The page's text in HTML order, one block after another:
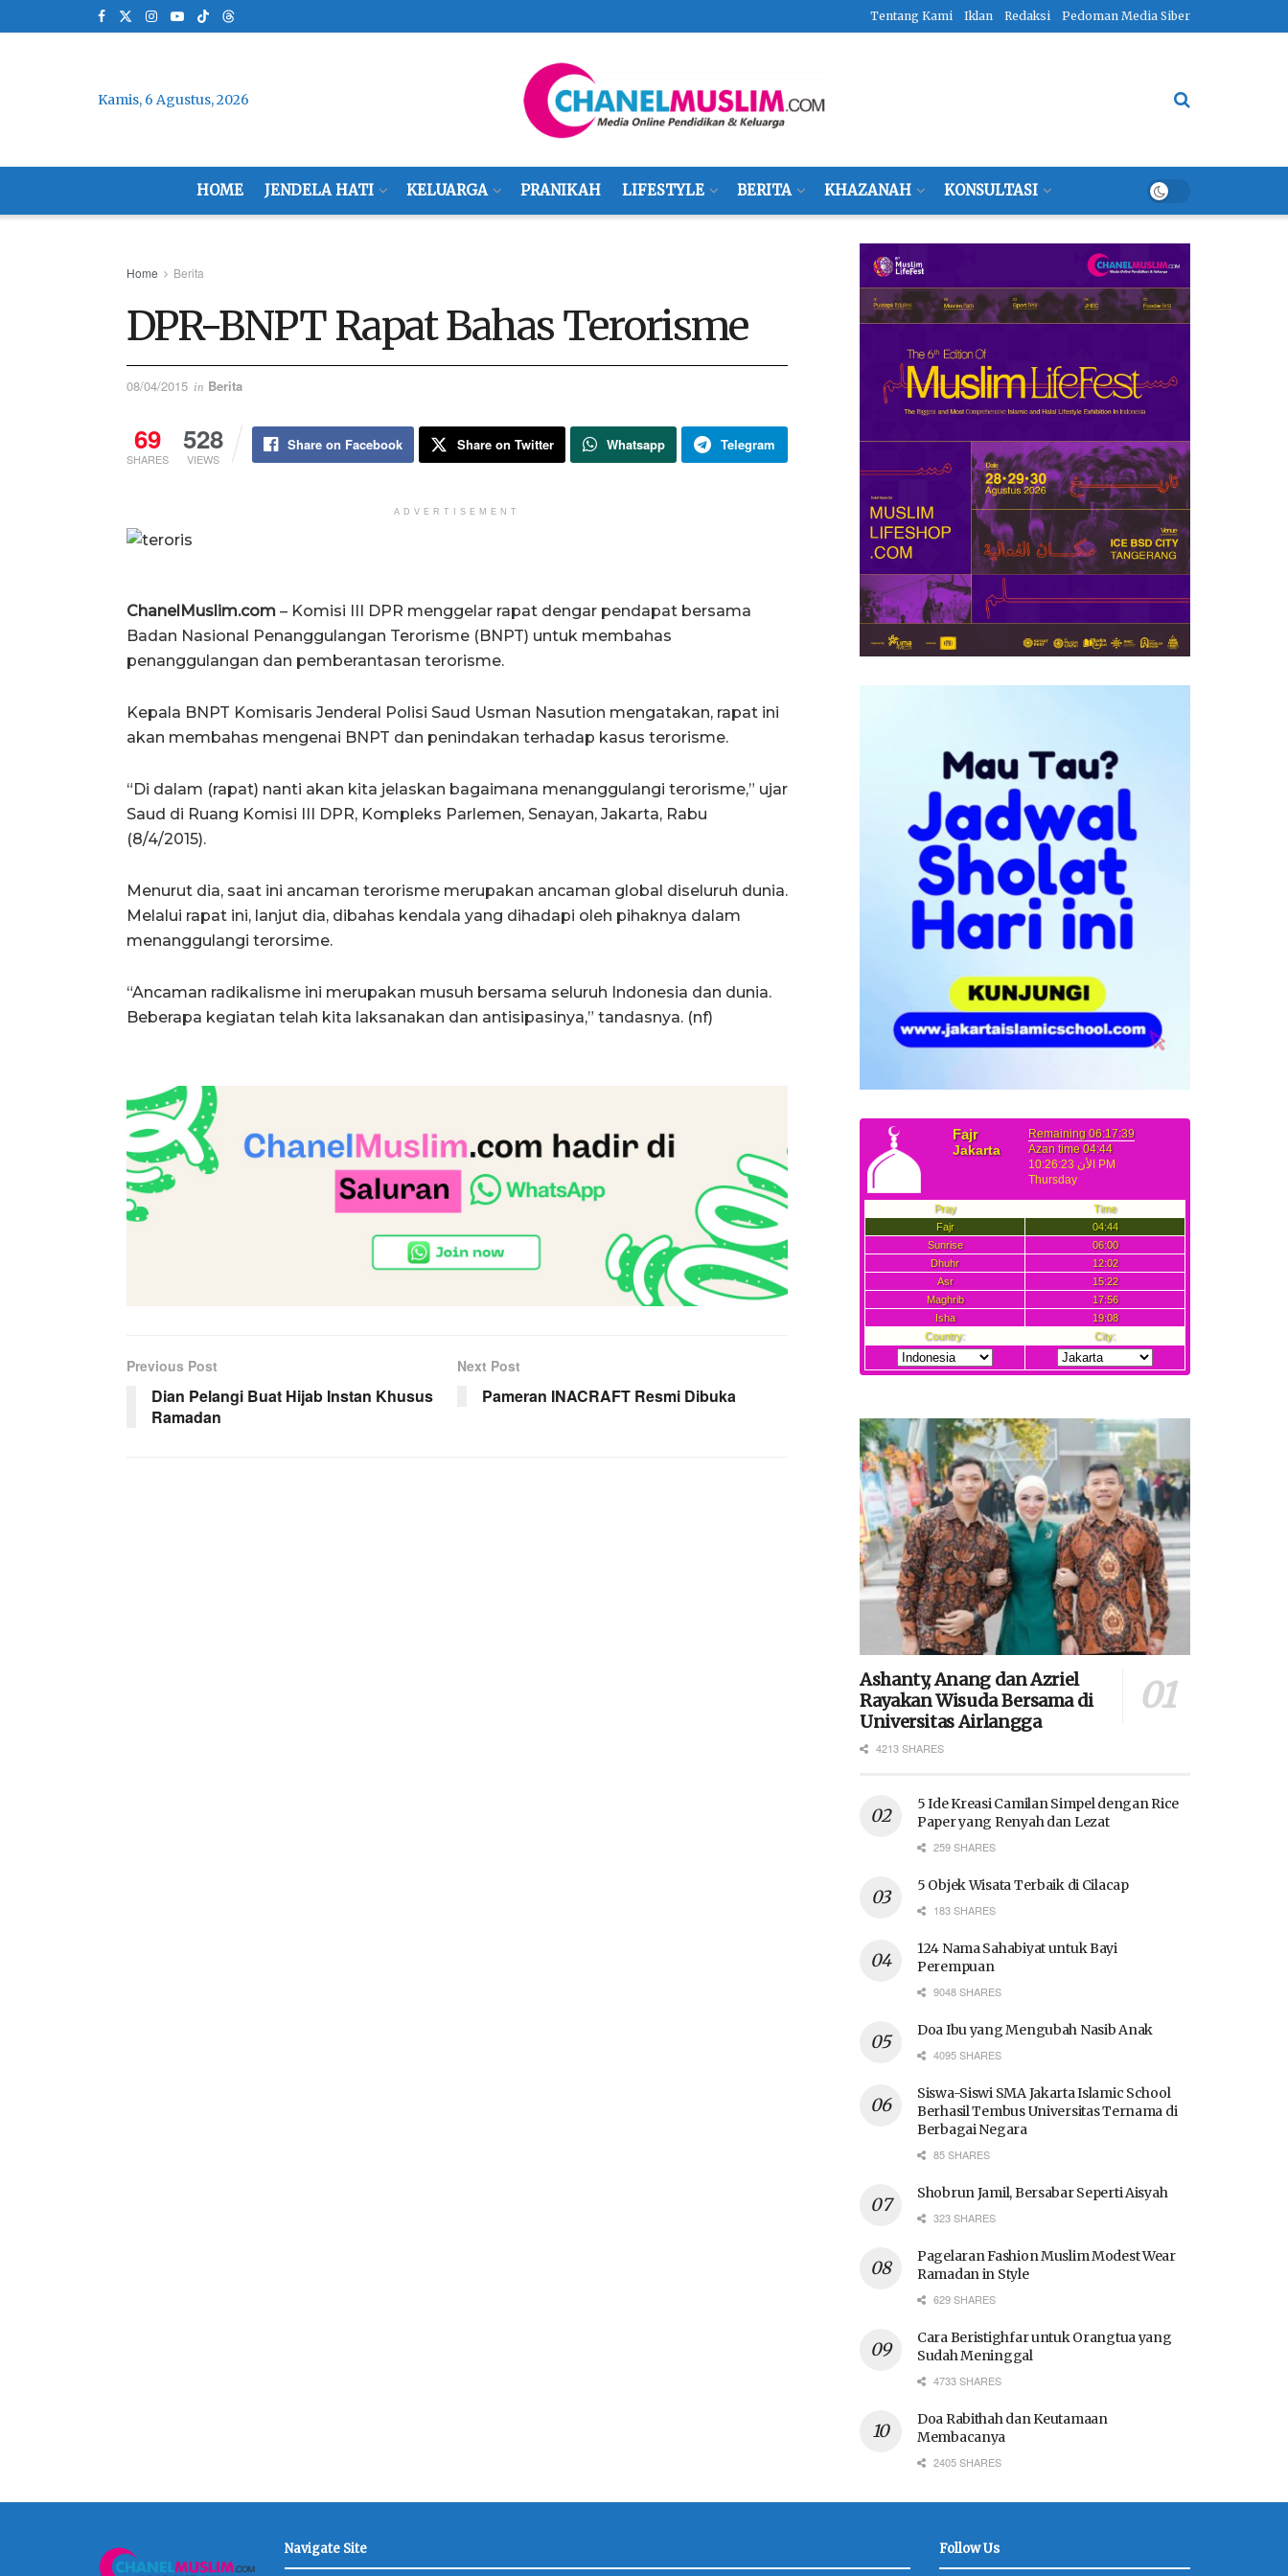
Tentang Kami Iklan Redaksi Pedoman Media Siber
Kamis, 6 Agustus, 2026
HOME JENDELA HATI KELUARGA PRANIKAH LIFESTYLE BERITA KHAZANAH KONSULTASI
Home Berita
DPR-BNPT Rapat Bahas Terorisme
08/04/2015 in Berita
69
SHARES
528
VIEWS
Share on Facebook Share on Twitter Whatsapp Telegram
ADVERTISEMENT
ChanelMuslim.com – Komisi III DPR menggelar rapat dengar pendapat bersama
Badan Nasional Penanggulangan Terorisme (BNPT) untuk membahas
penanggulangan dan pemberantasan terorisme.
Kepala BNPT Komisaris Jenderal Polisi Saud Usman Nasution mengatakan, rapat ini
akan membahas mengenai BNPT dan penindakan terhadap kasus terorisme.
“Di dalam (rapat) nanti akan kita jelaskan bagaimana menanggulangi terorisme,” ujar
Saud di Ruang Komisi III DPR, Kompleks Parlemen, Senayan, Jakarta, Rabu
(8/4/2015).
Menurut dia, saat ini ancaman terorisme merupakan ancaman global diseluruh dunia.
Melalui rapat ini, lanjut dia, dibahas kendala yang dihadapi oleh pihaknya dalam
menanggulangi terorsime.
“Ancaman radikalisme ini merupakan musuh bersama seluruh Indonesia dan dunia.
Beberapa kegiatan telah kita laksanakan dan antisipasinya,” tandasnya. (nf)
Previous Post
Dian Pelangi Buat Hijab Instan Khusus
Ramadan
Next Post
Pameran INACRAFT Resmi Dibuka
Ashanty, Anang dan Azriel
Rayakan Wisuda Bersama di
Universitas Airlangga
4213 SHARES
5 Ide Kreasi Camilan Simpel dengan Rice
Paper yang Renyah dan Lezat
259 SHARES
5 Objek Wisata Terbaik di Cilacap
183 SHARES
124 Nama Sahabiyat untuk Bayi
Perempuan
9048 SHARES
Doa Ibu yang Mengubah Nasib Anak
4095 SHARES
Siswa-Siswi SMA Jakarta Islamic School
Berhasil Tembus Universitas Ternama di
Berbagai Negara
85 SHARES
Shobrun Jamil, Bersabar Seperti Aisyah
323 SHARES
Pagelaran Fashion Muslim Modest Wear
Ramadan in Style
629 SHARES
Cara Beristighfar untuk Orangtua yang
Sudah Meninggal
4733 SHARES
Doa Rabithah dan Keutamaan
Membacanya
2405 SHARES
Navigate Site Follow Us